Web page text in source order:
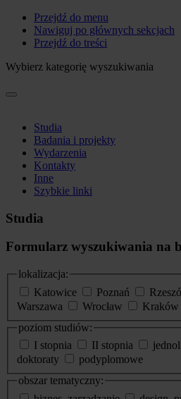
Przejdź do menu
Nawiguj po głównych sekcjach
Przejdź do treści
Wybierz kategorię wyszukiwania
Studia
Badania i projekty
Wydarzenia
Kontakty
Inne
Szybkie linki
Studia
Formularz wyszukiwania na
lokalizacja:
Katowice
Poznań
Warszawa
Wrocław
Kraków
poziom studiów:
I stopnia
II stopnia
doktoraty
podyplomowe
obszar tematyczny: